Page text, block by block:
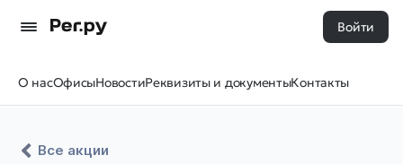
Войти
О насОфисыНовостиРеквизиты и документыКонтакты
Все акции